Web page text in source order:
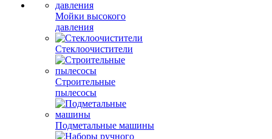
Мойки высокого
давления
Стеклоочистители
Строительные
пылесосы
Подметальные машины